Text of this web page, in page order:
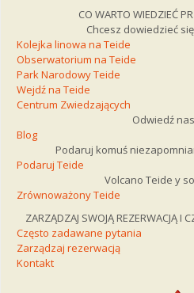
CO WARTO WIEDZIEĆ
Chcesz dowiedzieć
Kolejka linowa na Teide
Obserwatorium na Teide
Park Narodowy Teide
Wejdź na Teide
Centrum Zwiedzających
Odwiedź
Blog
Podaruj komuś
Podaruj Teide
Volcano Teide y
Zrównoważony Teide
ZARZĄDZAJ SWOJĄ REZERWACJĄ I
Często zadawane pytania
Zarządzaj rezerwacją
Kontakt